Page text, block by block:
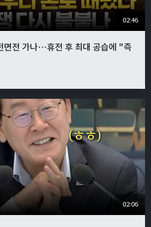
02:46
면전 가나…휴전 후 최대 공습에 "즉
02:06